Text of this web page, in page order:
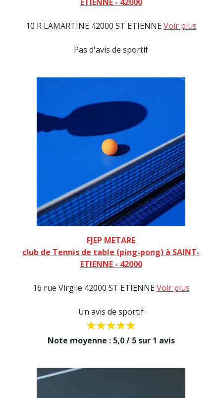
10 R LAMARTINE 42000 ST ETIENNEVoir plus
Pas d'avis de sportif
FJEP METARE
club de Tennis de table (ping-pong) à SAINT-
ETIENNE - 42000
16 rue Virgile 42000 ST ETIENNEVoir plus
Un avis de sportif
Note moyenne : 5,0 / 5 sur 1 avis